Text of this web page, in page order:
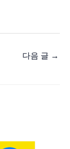
다음 글 →